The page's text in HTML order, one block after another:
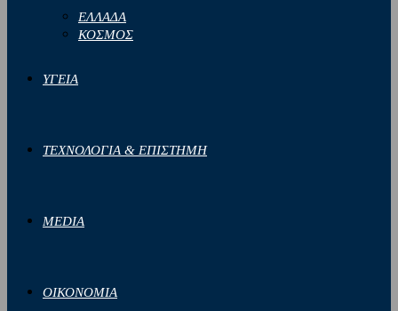
ΕΛΛΑΔΑ
ΚΟΣΜΟΣ
ΥΓΕΙΑ
ΤΕΧΝΟΛΟΓΙΑ & ΕΠΙΣΤΗΜΗ
MEDIA
ΟΙΚΟΝΟΜΙΑ